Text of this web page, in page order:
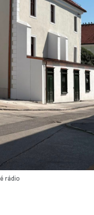
rádio